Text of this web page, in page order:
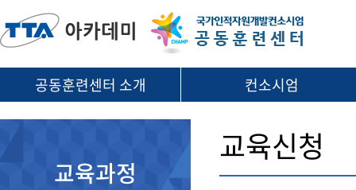
공동훈련센터 소개 컨소시엄
교육과정
교육신청